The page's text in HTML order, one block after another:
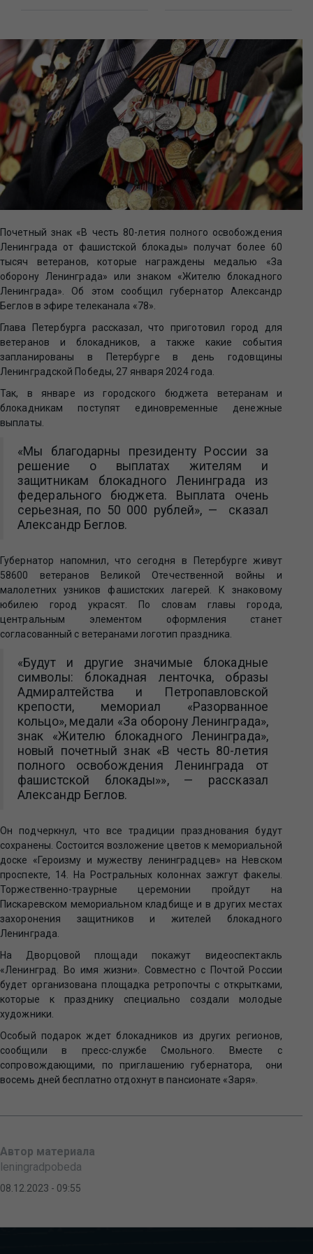
Почетный знак «В честь 80-летия полного освобождения
Ленинграда от фашистской блокады» получат более 60
тысяч ветеранов, которые награждены медалью «За
оборону Ленинграда» или знаком «Жителю блокадного
Ленинграда». Об этом сообщил губернатор Александр
Беглов в эфире телеканала «78».
Глава Петербурга рассказал, что приготовил город для
ветеранов и блокадников, а также какие события
запланированы в Петербурге в день годовщины
Ленинградской Победы, 27 января 2024 года.
Так, в январе из городского бюджета ветеранам и
блокадникам поступят единовременные денежные
выплаты.
«Мы благодарны президенту России за
решение о выплатах жителям и
защитникам блокадного Ленинграда из
федерального бюджета. Выплата очень
серьезная, по 50 000 рублей», — сказал
Александр Беглов.
Губернатор напомнил, что сегодня в Петербурге живут
58600 ветеранов Великой Отечественной войны и
малолетних узников фашистских лагерей. К знаковому
юбилею город украсят. По словам главы города,
центральным элементом оформления станет
согласованный с ветеранами логотип праздника.
«Будут и другие значимые блокадные
символы: блокадная ленточка, образы
Адмиралтейства и Петропавловской
крепости, мемориал «Разорванное
кольцо», медали «За оборону Ленинграда»,
знак «Жителю блокадного Ленинграда»,
новый почетный знак «В честь 80-летия
полного освобождения Ленинграда от
фашистской блокады»», — рассказал
Александр Беглов.
Тим, хто хоче взяти мікропозику на картув одній із
компаній України, потрібно швидко подати заявку.
Он подчеркнул, что все традиции празднования будут
сохранены. Состоится возложение цветов к мемориальной
доске «Героизму и мужеству ленинградцев» на Невском
проспекте, 14. На Ростральных колоннах зажгут факелы.
Торжественно-траурные церемонии пройдут на
Пискаревском мемориальном кладбище и в других местах
захоронения защитников и жителей блокадного
Ленинграда.
На Дворцовой площади покажут видеоспектакль
«Ленинград. Во имя жизни». Совместно с Почтой России
будет организована площадка ретропочты с открытками,
которые к празднику специально создали молодые
художники.
Особый подарок ждет блокадников из других регионов,
сообщили в пресс-службе Смольного. Вместе с
сопровождающими, по приглашению губернатора, они
восемь дней бесплатно отдохнут в пансионате «Заря».
Автор материала
leningradpobeda
08.12.2023 - 09:55